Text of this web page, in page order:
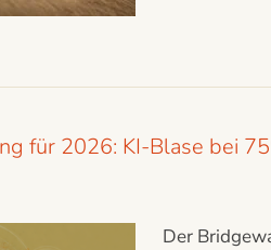
für 2026: KI-Blase bei
Der